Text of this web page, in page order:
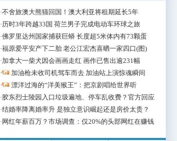
·不舍旅澳大熊猫回国！澳大利亚将租期延长5年
·历时3年跨越33国 荷兰男子完成电动车环球之旅
·佛罗里达州国家捕获巨蟒 长度超5米体内有73颗蛋
·福原爱平安产下二胎 老公江宏杰喜晒一家四口(图)
·加拿大一柴犬因会画画走红 画作已售出逾231幅
·
加油枪未收司机驾车而去 加油站上演惊魂瞬间
·
漂洋过海的“洋美猴王”：把京剧唱给世界听
·胶东烈士陵园入口垃圾遍地、停车乱收费？官方回应
·结婚率降离婚率升 是独立意识崛起还是房价太贵？
· 网红年薪百万？市场调查：仅20%的头部网红在赚钱